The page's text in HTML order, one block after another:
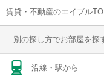
賃貸・不動産のエイブル
別の探し方でお部屋を探
沿線・駅から